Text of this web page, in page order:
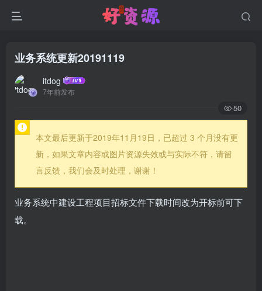
业务系统更新20191119
itdog
7年前发布
50
本文最后更新于2019年11月19日，已超过 3 个月没有更
新，如果文章内容或图片资源失效或与实际不符，请留
言反馈，我们会及时处理，谢谢！
业务系统中建设工程项目招标文件下载时间改为开标前可下
载。